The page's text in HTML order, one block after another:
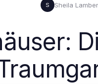
S Sheila